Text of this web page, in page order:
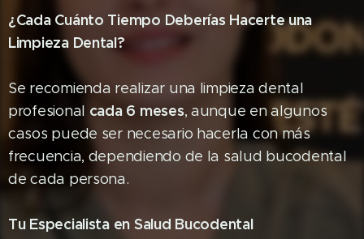
¿Cada Cuánto Tiempo Deberías Hacerte una
Limpieza Dental?
Se recomienda realizar una limpieza dental
profesional cada 6 meses, aunque en algunos
casos puede ser necesario hacerla con más
frecuencia, dependiendo de la salud bucodental
de cada persona.
Tu Especialista en Salud Bucodental